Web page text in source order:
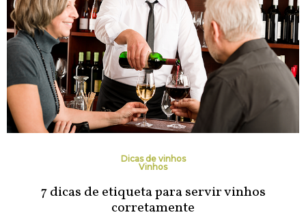
Dicas de vinhos
Vinhos
7 dicas de etiqueta para servir vinhos
corretamente